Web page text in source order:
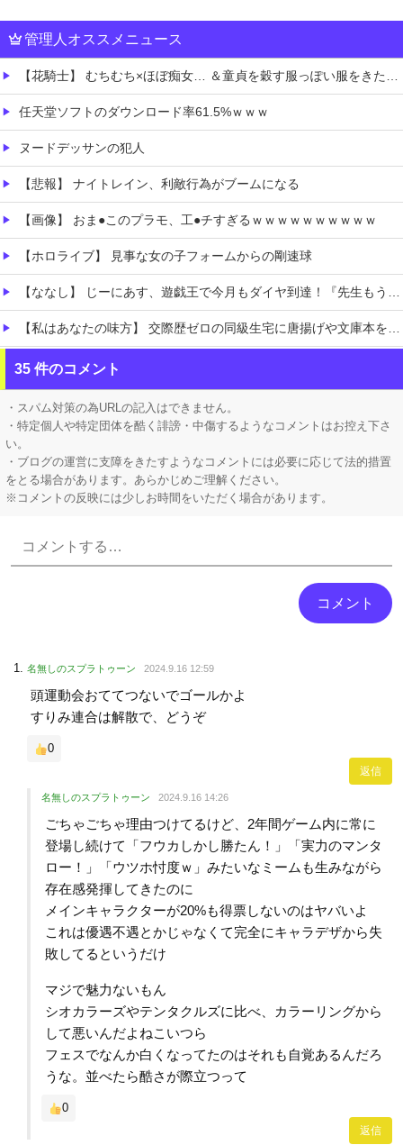
管理人オススメニュース
【花騎士】 むちむち×ほぼ痴女… ＆童貞を穀す服っぽい服をきたホウオウボクへの反応！！！
任天堂ソフトのダウンロード率61.5%ｗｗｗ
ヌードデッサンの犯人
【悲報】 ナイトレイン、利敵行為がブームになる
【画像】 おま●このプラモ、工●チすぎるｗｗｗｗｗｗｗｗｗｗ
【ホロライブ】 見事な女の子フォームからの剛速球
【ななし】 じーにあす、遊戯王で今月もダイヤ到達！『先生もう笑うしかなくなっとりますやん』『とんでもないバケモンを産み出してしまった』
【私はあなたの味方】 交際歴ゼロの同級生宅に唐揚げや文庫本を20回以上届けた24歳女を逮捕
リュウジ氏「ダルい料理トップ10に入る」夏の定番料理は冷やし中華 「あり得ないほどダルい」
年間売上が16億4000万円を超える「1人事業者」がAIの支援を受けて2年で約3倍に急増
35 件のコメント
・スパム対策の為URLの記入はできません。
・特定個人や特定団体を酷く誹謗・中傷するようなコメントはお控え下さ
い。
・ブログの運営に支障をきたすようなコメントには必要に応じて法的措置
をとる場合があります。あらかじめご理解ください。
※コメントの反映には少しお時間をいただく場合があります。
名無しのスプラトゥーン 2024.9.16 12:59
頭運動会おててつないでゴールかよ
すりみ連合は解散で、どうぞ
0
返信
名無しのスプラトゥーン 2024.9.16 14:26
ごちゃごちゃ理由つけてるけど、2年間ゲーム内に常に
登場し続けて「フウカしかし勝たん！」「実力のマンタ
ロー！」「ウツホ忖度ｗ」みたいなミームも生みながら
存在感発揮してきたのに
メインキャラクターが20%も得票しないのはヤバいよ
これは優遇不遇とかじゃなくて完全にキャラデザから失
敗してるというだけ
マジで魅力ないもん
シオカラーズやテンタクルズに比べ、カラーリングから
して悪いんだよねこいつら
フェスでなんか白くなってたのはそれも自覚あるんだろ
うな。並べたら酷さが際立つって
0
返信